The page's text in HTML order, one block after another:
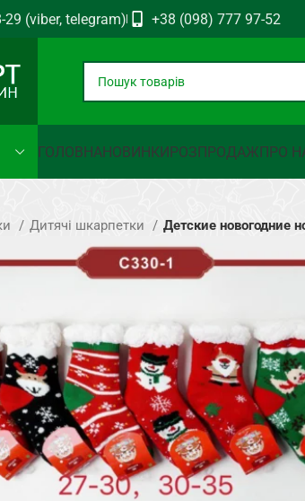
(viber, telegram) +38 (098) 777 97-52
ГОЛОВНАНОВИНКИРОЗПРОДАЖПРО
Дитячі шкарпетки Детские новогодние